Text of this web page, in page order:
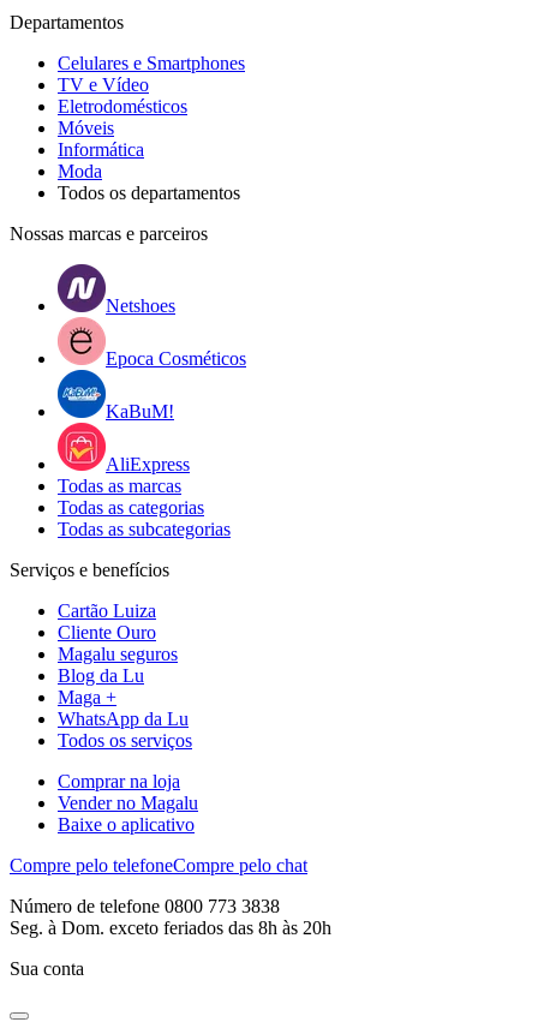
Departamentos
Celulares e Smartphones
TV e Vídeo
Eletrodomésticos
Móveis
Informática
Moda
Todos os departamentos
Nossas marcas e parceiros
Netshoes
Epoca Cosméticos
KaBuM!
AliExpress
Todas as marcas
Todas as categorias
Todas as subcategorias
Serviços e benefícios
Cartão Luiza
Cliente Ouro
Magalu seguros
Blog da Lu
Maga +
WhatsApp da Lu
Todos os serviços
Comprar na loja
Vender no Magalu
Baixe o aplicativo
Compre pelo telefoneCompre pelo chat
Número de telefone 0800 773 3838
Seg. à Dom. exceto feriados das 8h às 20h
Sua conta